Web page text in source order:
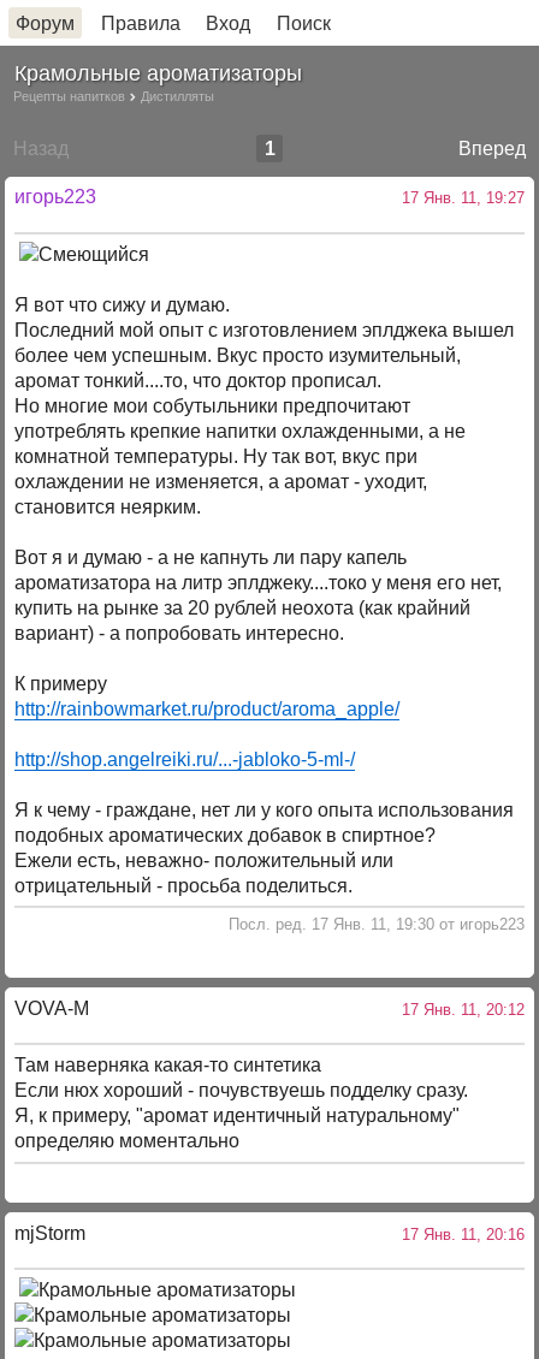
Форум Правила Вход Поиск
Крамольные ароматизаторы
Рецепты напитков Дистилляты
Назад Вперед
1
игорь223 17 Янв. 11, 19:27
Я вот что сижу и думаю.
Последний мой опыт с изготовлением эплджека вышел
более чем успешным. Вкус просто изумительный,
аромат тонкий....то, что доктор прописал.
Но многие мои собутыльники предпочитают
употреблять крепкие напитки охлажденными, а не
комнатной температуры. Ну так вот, вкус при
охлаждении не изменяется, а аромат - уходит,
становится неярким.
Вот я и думаю - а не капнуть ли пару капель
ароматизатора на литр эплджеку....токо у меня его нет,
купить на рынке за 20 рублей неохота (как крайний
вариант) - а попробовать интересно.
К примеру
http://rainbowmarket.ru/product/aroma_apple/
http://shop.angelreiki.ru/...-jabloko-5-ml-/
Я к чему - граждане, нет ли у кого опыта использования
подобных ароматических добавок в спиртное?
Ежели есть, неважно- положительный или
отрицательный - просьба поделиться.
Посл. ред. 17 Янв. 11, 19:30 от игорь223
VOVA-M 17 Янв. 11, 20:12
Там наверняка какая-то синтетика
Если нюх хороший - почувствуешь подделку сразу.
Я, к примеру, "аромат идентичный натуральному"
определяю моментально
mjStоrm 17 Янв. 11, 20:16